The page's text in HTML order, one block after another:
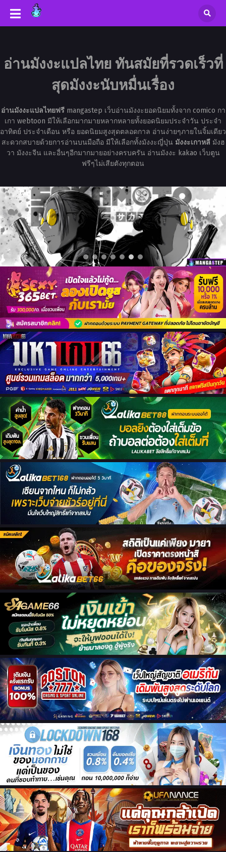
อ่านมังงะแปลไทย ทันสมัยที่รวดเร็วที่
สุดมังงะนับหมื่นเรื่อง
อ่านมังงะแปลไทยฟรีmangastep เว็บอ่านมังงะยอดนิยมทั้งจาก comico กา
เกา webtoon มีให้เลือกมากมายหลากหลายทั้งยอดนิยมประจำวัน ประจำ
อาทิตย์ ประจำเดือน หรือ ยอดนิยมสูงสุดตลอดกาล อ่านง่ายๆภายในจิ้มเดียว
สะดวกสบายด้วยการอ่านบนมือถือ มีให้เลือกทั้งมังงะญี่ปุ่น มังงะเกาหลีมังฮ
วา มังงะจีน และอื่นๆอีกมากมายอย่างครบครัน อ่านมังงะ kakao เว็บตูน
ฟรีๆไม่เสียตังทุกตอน